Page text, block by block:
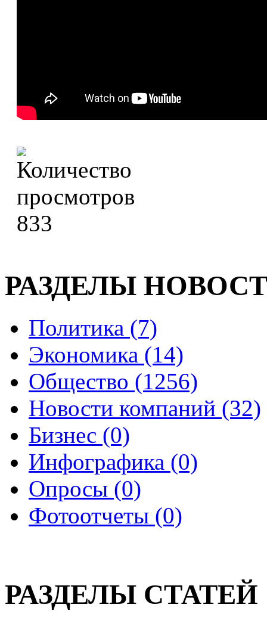
833
РАЗДЕЛЫ
Политика (7)
Экономика (14)
Общество (1256)
Новости компаний (32)
Бизнес (0)
Инфографика (0)
Опросы (0)
Фотоотчеты (0)
РАЗДЕЛЫ СТАТЕЙ